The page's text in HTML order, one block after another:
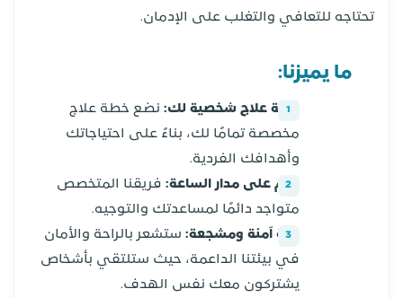
تحتاجه للتعافي والتغلب على الإدمان.
ما يميزنا:
خطة علاج شخصية لك: نضع خطة علاج
مخصصة تمامًا لك، بناءً على احتياجاتك
وأهدافك الفردية.
دعم على مدار الساعة: فريقنا المتخصص
متواجد دائمًا لمساعدتك والتوجيه.
بيئة آمنة ومشجعة: ستشعر بالراحة والأمان
في بيئتنا الداعمة، حيث ستلتقي بأشخاص
يشتركون معك نفس الهدف.